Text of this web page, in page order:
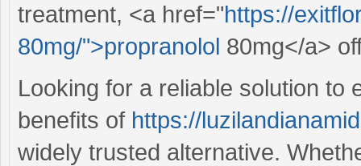
treatment, <a href="https://
80mg/">propranolol 80mg</a>
Looking for a reliable solution to
benefits of https://
widely trusted alternative.